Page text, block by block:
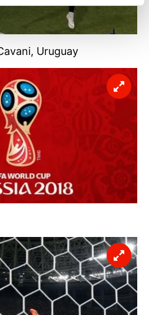
karşılamak noktasında tek gelir
hatırlatmak isteriz.
bu çerezlere izin vermedikleri
için İnternet
kişilere ait çerezler
vasıtasıyla çeşitli kişisel
gerekli olan çerezler bilgi
amacıyla
sitemizin daha işlevsel
ve sizlere yönelik
dahilinde kullanılacaktır.
aşağıda yer alan panel
Çerezlere ilişkin detaylı bilgi
Çerez Bilgilendirme
Uruguay